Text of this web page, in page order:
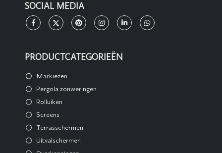
SOCIAL MEDIA
PRODUCTCATEGORIEËN
Markiezen
Pergola zonweringen
Rolluiken
Screens
Terrasschermen
Uitvalschermen